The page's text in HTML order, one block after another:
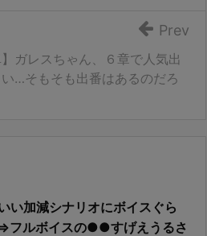
】ガレスちゃん、６章で人気出
…そもそも出番はあるのだろ
Prev
い加減シナリオにボイスぐら
フルボイスの●●すげえうるさ